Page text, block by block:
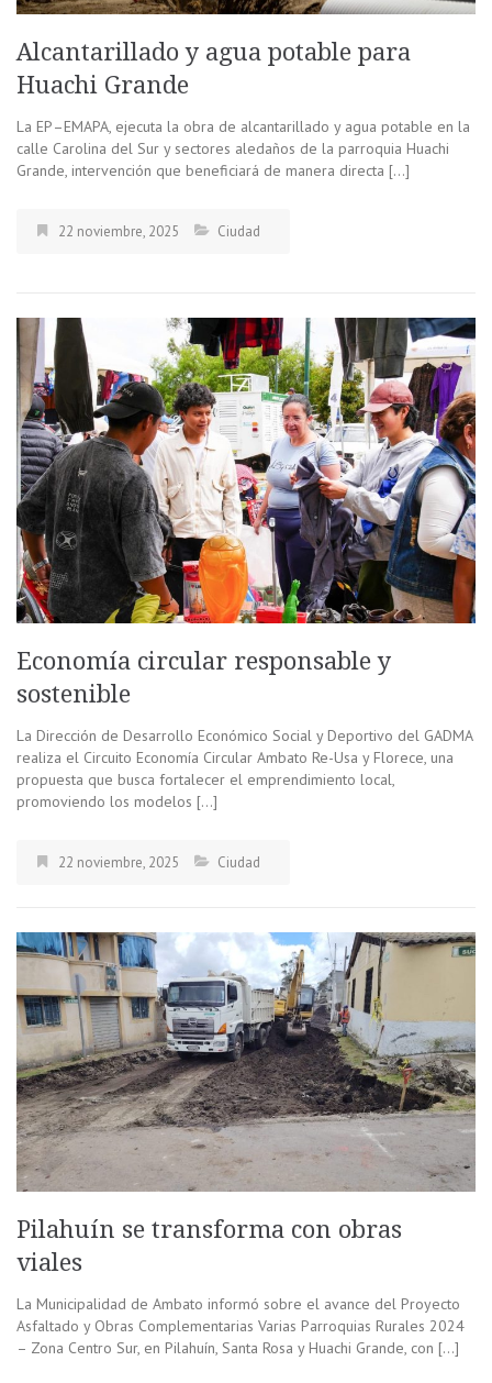
Alcantarillado y agua potable para
Huachi Grande
La EP–EMAPA, ejecuta la obra de alcantarillado y agua potable en la
calle Carolina del Sur y sectores aledaños de la parroquia Huachi
Grande, intervención que beneficiará de manera directa […]
22 noviembre, 2025 Ciudad
Economía circular responsable y
sostenible
La Dirección de Desarrollo Económico Social y Deportivo del GADMA
realiza el Circuito Economía Circular Ambato Re-Usa y Florece, una
propuesta que busca fortalecer el emprendimiento local,
promoviendo los modelos […]
22 noviembre, 2025 Ciudad
Pilahuín se transforma con obras
viales
La Municipalidad de Ambato informó sobre el avance del Proyecto
Asfaltado y Obras Complementarias Varias Parroquias Rurales 2024
– Zona Centro Sur, en Pilahuín, Santa Rosa y Huachi Grande, con […]